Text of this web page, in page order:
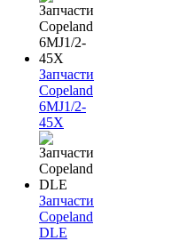
Запчасти
Copeland
6MJ1/2-
45X
Запчасти
Copeland
DLE